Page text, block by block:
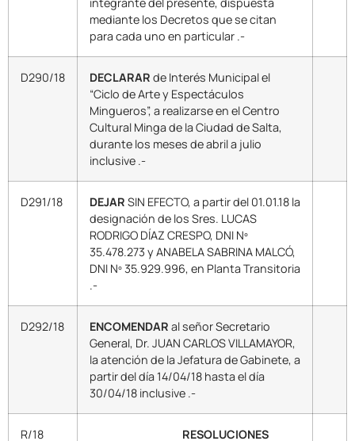
mediante los Decretos que se citan
para cada uno en particular .-
D290/18 DECLARAR de Interés Municipal el
“Ciclo de Arte y Espectáculos
Mingueros”, a realizarse en el Centro
Cultural Minga de la Ciudad de Salta,
durante los meses de abril a julio
inclusive .-
D291/18 DEJAR SIN EFECTO, a partir del 01.01.18 la
designación de los Sres. LUCAS
RODRIGO DÍAZ CRESPO, DNI Nº
35.478.273 y ANABELA SABRINA MALCÓ,
DNI Nº 35.929.996, en Planta Transitoria
.-
D292/18 ENCOMENDAR al señor Secretario
General, Dr. JUAN CARLOS VILLAMAYOR,
la atención de la Jefatura de Gabinete, a
partir del día 14/04/18 hasta el día
30/04/18 inclusive .-
R/18 RESOLUCIONES